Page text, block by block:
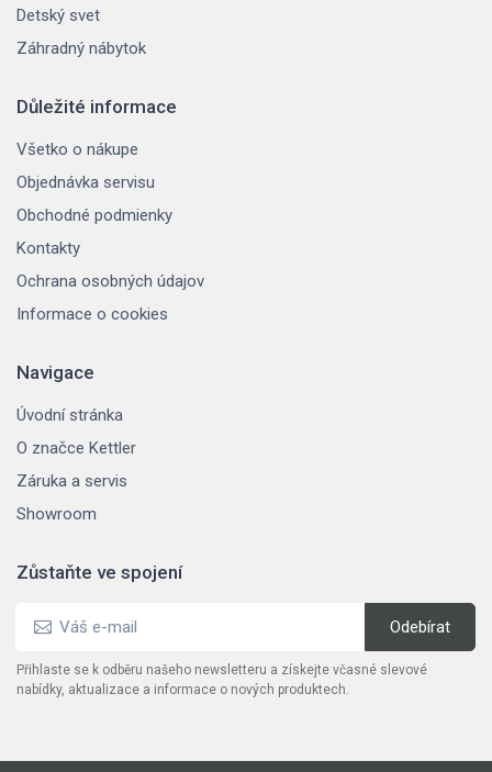
Detský svet
Záhradný nábytok
Důležité informace
Všetko o nákupe
Objednávka servisu
Obchodné podmienky
Kontakty
Ochrana osobných údajov
Informace o cookies
Navigace
Úvodní stránka
O značce Kettler
Záruka a servis
Showroom
Zůstaňte ve spojení
Přihlaste se k odběru našeho newsletteru a získejte včasné slevové
nabídky, aktualizace a informace o nových produktech.